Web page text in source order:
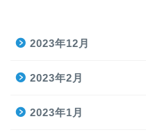
2023年12月
2023年2月
2023年1月